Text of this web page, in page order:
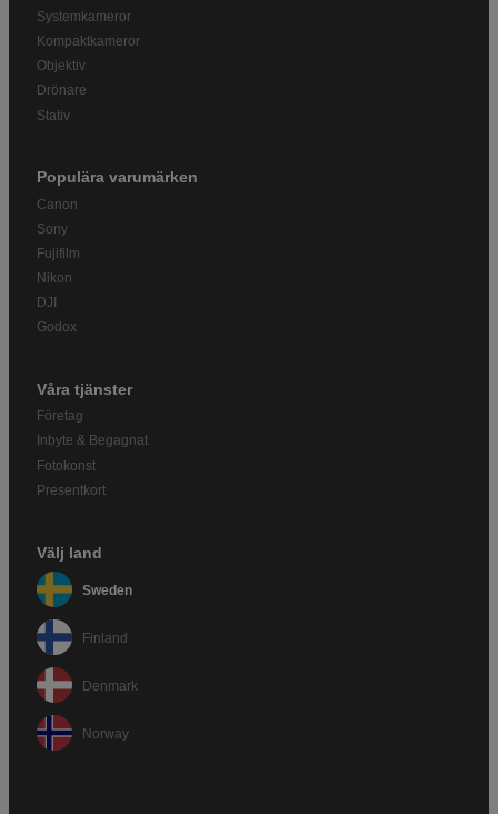
Systemkameror
Kompaktkameror
Objektiv
Drönare
Stativ
Populära varumärken
Canon
Sony
Fujifilm
Nikon
DJI
Godox
Våra tjänster
Företag
Inbyte & Begagnat
Fotokonst
Presentkort
Välj land
Sweden
Finland
Denmark
Norway